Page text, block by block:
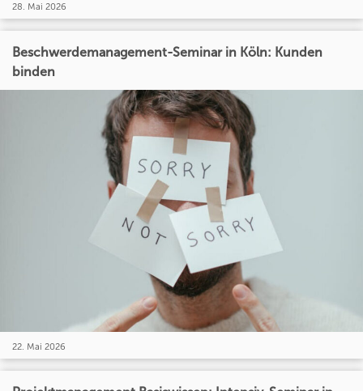
28. Mai 2026
Beschwerdemanagement-Seminar in Köln: Kunden
binden
22. Mai 2026